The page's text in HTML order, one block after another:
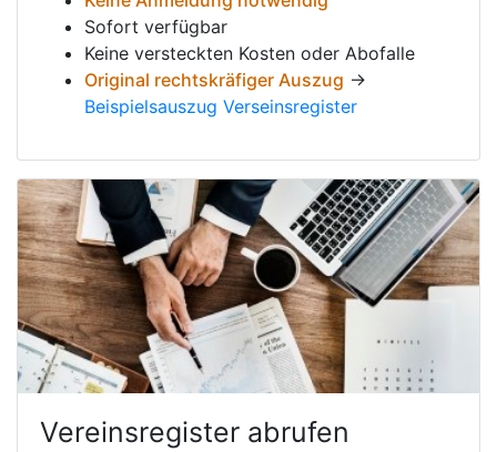
Sofort verfügbar
Keine versteckten Kosten oder Abofalle
Original rechtskräfiger Auszug →
Beispielsauszug Verseinsregister
Vereinsregister abrufen